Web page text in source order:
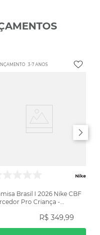
3-7 ANOS
Nike
Brasil I 2026 Nike CBF
Pro Criança -
R$ 349,99